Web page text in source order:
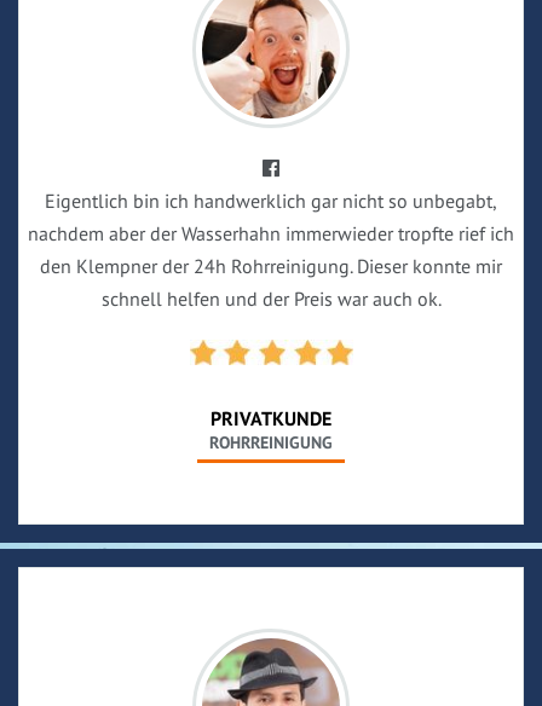
Eigentlich bin ich handwerklich gar nicht so unbegabt,
nachdem aber der Wasserhahn immerwieder tropfte rief ich
den Klempner der 24h Rohrreinigung. Dieser konnte mir
schnell helfen und der Preis war auch ok.
PRIVATKUNDE
ROHRREINIGUNG